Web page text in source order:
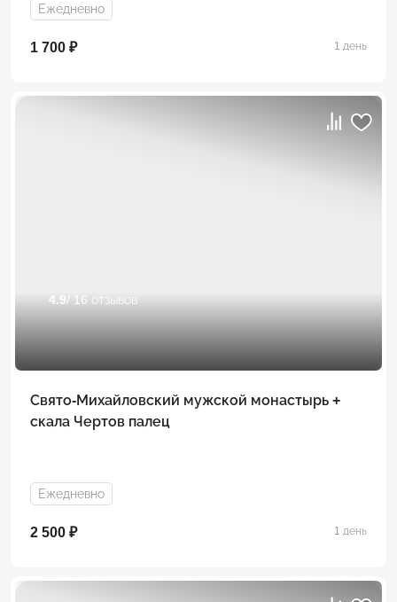
Ежедневно
1 700 ₽ 1 день
4.9 / 16 отзывов
Свято-Михайловский мужской монастырь +
скала Чертов палец
Ежедневно
2 500 ₽ 1 день